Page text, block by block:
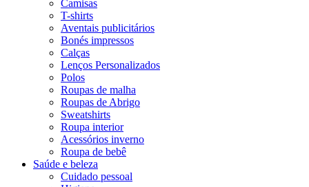
Camisas
T-shirts
Aventais publicitários
Bonés impressos
Calças
Lenços Personalizados
Polos
Roupas de malha
Roupas de Abrigo
Sweatshirts
Roupa interior
Acessórios inverno
Roupa de bebê
Saúde e beleza
Cuidado pessoal